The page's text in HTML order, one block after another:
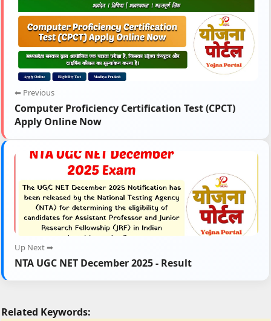
⬅ Previous
Computer Proficiency Certification Test (CPCT)
Apply Online Now
Up Next ➡
NTA UGC NET December 2025 - Result
Related Keywords: